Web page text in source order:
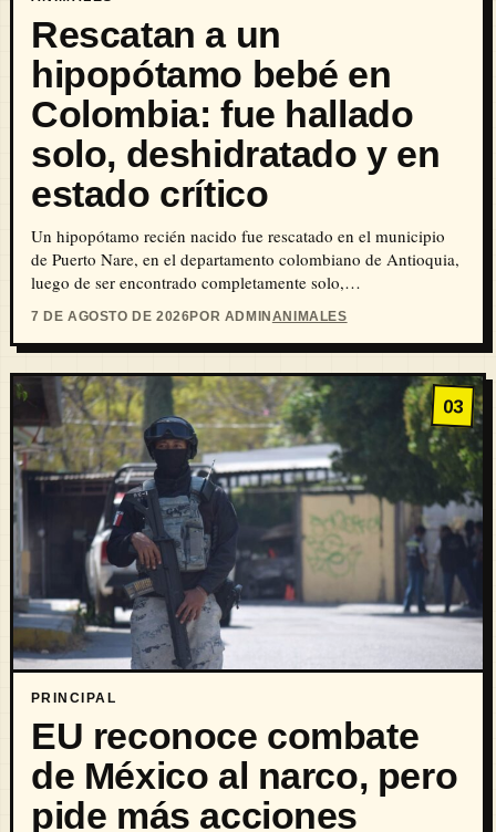
Rescatan a un
hipopótamo bebé en
Colombia: fue hallado
solo, deshidratado y en
estado crítico
Un hipopótamo recién nacido fue rescatado en el municipio
de Puerto Nare, en el departamento colombiano de Antioquia,
luego de ser encontrado completamente solo,…
7 DE AGOSTO DE 2026POR ADMIN ANIMALES
03
PRINCIPAL
EU reconoce combate
de México al narco, pero
pide más acciones